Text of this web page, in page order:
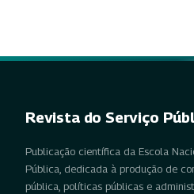
Revista do Serviço
Publicação científica da Escola
Pública, dedicada à produção de
pública, políticas públicas e